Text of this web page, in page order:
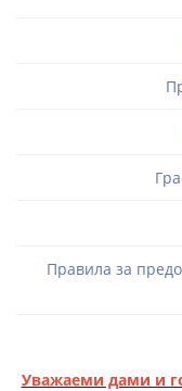
Правила за
Уважаеми дами и